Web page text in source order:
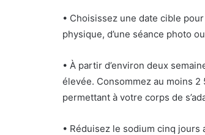
• Choisissez une date cible
physique, d’une séance photo
• À partir d’environ deux
élevée. Consommez au moins
permettant à votre corps de
• Réduisez le sodium cinq